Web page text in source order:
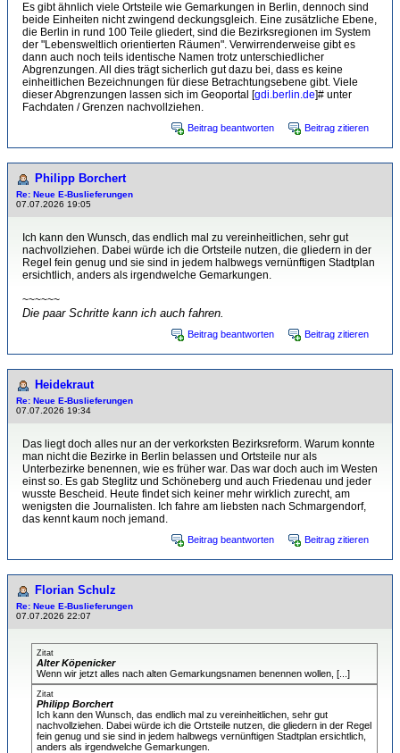
Es gibt ähnlich viele Ortsteile wie Gemarkungen in Berlin, dennoch sind
beide Einheiten nicht zwingend deckungsgleich. Eine zusätzliche Ebene,
die Berlin in rund 100 Teile gliedert, sind die Bezirksregionen im System
der "Lebensweltlich orientierten Räumen". Verwirrenderweise gibt es
dann auch noch teils identische Namen trotz unterschiedlicher
Abgrenzungen. All dies trägt sicherlich gut dazu bei, dass es keine
einheitlichen Bezeichnungen für diese Betrachtungsebene gibt. Viele
dieser Abgrenzungen lassen sich im Geoportal [gdi.berlin.de]# unter
Fachdaten / Grenzen nachvollziehen.
Beitrag beantworten Beitrag zitieren
Philipp Borchert
Re: Neue E-Buslieferungen
07.07.2026 19:05
Ich kann den Wunsch, das endlich mal zu vereinheitlichen, sehr gut
nachvollziehen. Dabei würde ich die Ortsteile nutzen, die gliedern in der
Regel fein genug und sie sind in jedem halbwegs vernünftigen Stadtplan
ersichtlich, anders als irgendwelche Gemarkungen.
~~~~~~
Die paar Schritte kann ich auch fahren.
Beitrag beantworten Beitrag zitieren
Heidekraut
Re: Neue E-Buslieferungen
07.07.2026 19:34
Das liegt doch alles nur an der verkorksten Bezirksreform. Warum konnte
man nicht die Bezirke in Berlin belassen und Ortsteile nur als
Unterbezirke benennen, wie es früher war. Das war doch auch im Westen
einst so. Es gab Steglitz und Schöneberg und auch Friedenau und jeder
wusste Bescheid. Heute findet sich keiner mehr wirklich zurecht, am
wenigsten die Journalisten. Ich fahre am liebsten nach Schmargendorf,
das kennt kaum noch jemand.
Beitrag beantworten Beitrag zitieren
Florian Schulz
Re: Neue E-Buslieferungen
07.07.2026 22:07
Zitat
Alter Köpenicker
Wenn wir jetzt alles nach alten Gemarkungsnamen benennen wollen, [...]
Zitat
Philipp Borchert
Ich kann den Wunsch, das endlich mal zu vereinheitlichen, sehr gut
nachvollziehen. Dabei würde ich die Ortsteile nutzen, die gliedern in der Regel
fein genug und sie sind in jedem halbwegs vernünftigen Stadtplan ersichtlich,
anders als irgendwelche Gemarkungen.